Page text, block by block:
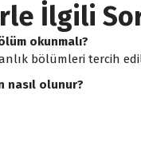
İlgili
okunmalı?
bölümleri tercih
nasıl olunur?